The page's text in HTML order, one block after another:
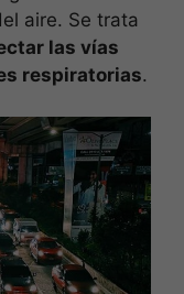
aire. Se trata
las vías
respiratorias.